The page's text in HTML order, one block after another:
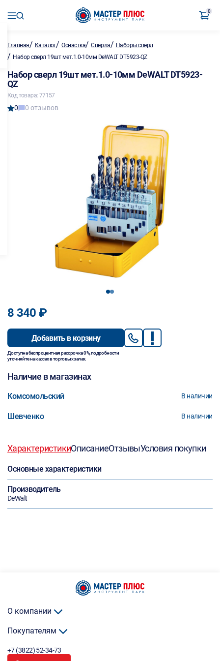
0
Главная/ Каталог/Оснастка/Сверла/ Наборы сверл
/ Набор сверл 19шт мет.1.0-10мм DeWALT DT5923-QZ
Набор сверл 19шт мет.1.0-10мм DeWALT DT5923-
QZ
Код товара: 77157
0 0 отзывов
12
8 340 ₽
Добавить в корзину
Доступна беспроцентная рассрочка 0%, подробности
уточняйте на кассах в торговых залах.
Наличие в магазинах
Комсомольский В наличии
Шевченко В наличии
ХарактеристикиОписаниеОтзывыУсловия покупки
Основные характеристики
Производитель
DeWalt
О компании
Покупателям
+7 (3822) 52-34-73